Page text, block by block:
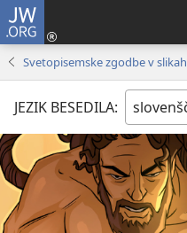
JW.ORG
Svetopisemske zgodbe v slikah
JEZIK BESEDILA: